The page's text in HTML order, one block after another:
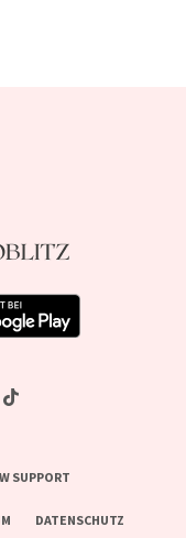
SUPPORT
DATENSCHUTZ